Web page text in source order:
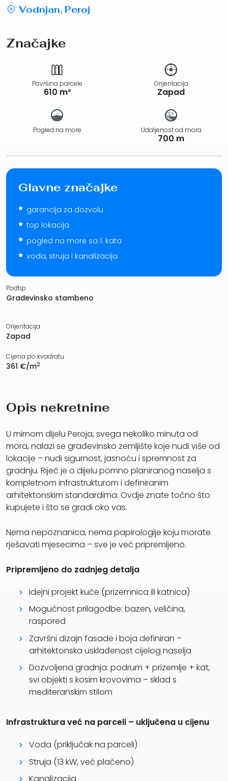
Vodnjan, Peroj
Značajke
Površina parcele
610 m²
Orijentacija
Zapad
Pogled na more Udaljenost od mora
700 m
Glavne značajke
garancija za dozvolu
top lokacija
pogled na more sa 1. kata
voda, struja i kanalizacija
Podtip
Građevinsko stambeno
Orijentacija
Zapad
Cijena po kvadratu
361 €/m2
Opis nekretnine
U mirnom dijelu Peroja, svega nekoliko minuta od
mora, nalazi se građevinsko zemljište koje nudi više od
lokacije – nudi sigurnost, jasnoću i spremnost za
gradnju. Riječ je o dijelu pomno planiranog naselja s
kompletnom infrastrukturom i definiranim
arhitektonskim standardima. Ovdje znate točno što
kupujete i što se gradi oko vas.
Nema nepoznanica, nema papirologije koju morate
rješavati mjesecima – sve je već pripremljeno.
Pripremljeno do zadnjeg detalja
Idejni projekt kuće (prizemnica ili katnica)
Mogućnost prilagodbe: bazen, veličina,
raspored
Završni dizajn fasade i boja definiran –
arhitektonska usklađenost cijelog naselja
Dozvoljena gradnja: podrum + prizemlje + kat,
svi objekti s kosim krovovima – sklad s
mediteranskim stilom
Infrastruktura već na parceli – uključena u cijenu
Voda (priključak na parceli)
Struja (13 kW, već plaćeno)